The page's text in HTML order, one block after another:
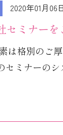
2020年01月06日
セミナー
は格別のご
セミナーのシ